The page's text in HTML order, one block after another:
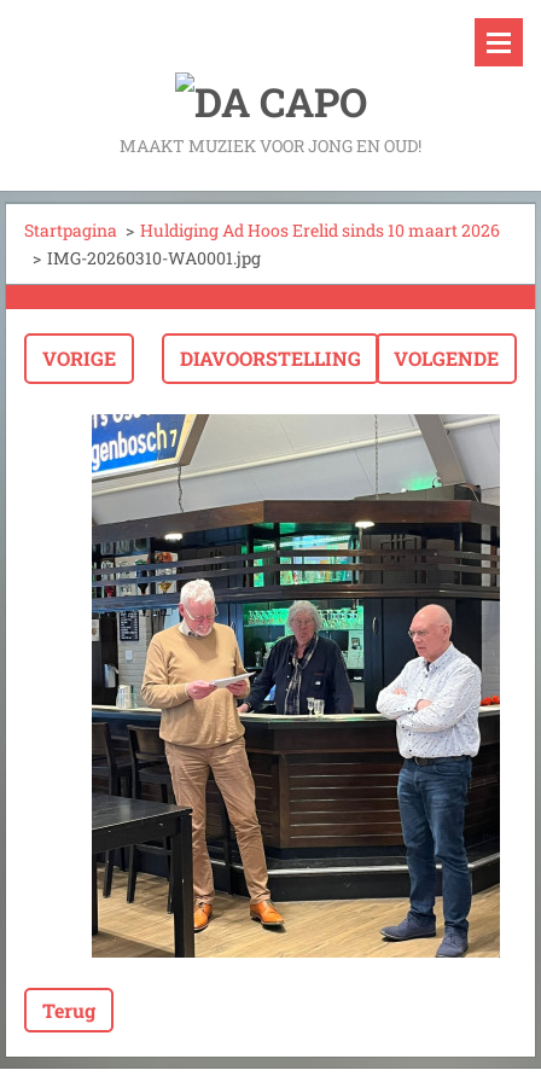
MAAKT MUZIEK VOOR JONG EN OUD!
Startpagina > Huldiging Ad Hoos Erelid sinds 10 maart 2026
> IMG-20260310-WA0001.jpg
VORIGE DIAVOORSTELLING VOLGENDE
Terug